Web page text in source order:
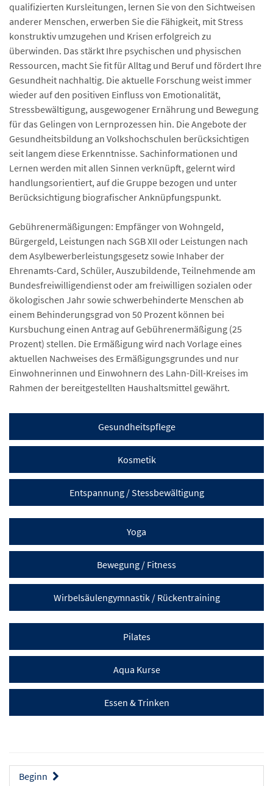
qualifizierten Kursleitungen, lernen Sie von den Sichtweisen
anderer Menschen, erwerben Sie die Fähigkeit, mit Stress
konstruktiv umzugehen und Krisen erfolgreich zu
überwinden. Das stärkt Ihre psychischen und physischen
Ressourcen, macht Sie fit für Alltag und Beruf und fördert Ihre
Gesundheit nachhaltig. Die aktuelle Forschung weist immer
wieder auf den positiven Einfluss von Emotionalität,
Stressbewältigung, ausgewogener Ernährung und Bewegung
für das Gelingen von Lernprozessen hin. Die Angebote der
Gesundheitsbildung an Volkshochschulen berücksichtigen
seit langem diese Erkenntnisse. Sachinformationen und
Lernen werden mit allen Sinnen verknüpft, gelernt wird
handlungsorientiert, auf die Gruppe bezogen und unter
Berücksichtigung biografischer Anknüpfungspunkt.
Gebührenermäßigungen: Empfänger von Wohngeld,
Bürgergeld, Leistungen nach SGB XII oder Leistungen nach
dem Asylbewerberleistungsgesetz sowie Inhaber der
Ehrenamts-Card, Schüler, Auszubildende, Teilnehmende am
Bundesfreiwilligendienst oder am freiwilligen sozialen oder
ökologischen Jahr sowie schwerbehinderte Menschen ab
einem Behinderungsgrad von 50 Prozent können bei
Kursbuchung einen Antrag auf Gebührenermäßigung (25
Prozent) stellen. Die Ermäßigung wird nach Vorlage eines
aktuellen Nachweises des Ermäßigungsgrundes und nur
Einwohnerinnen und Einwohnern des Lahn-Dill-Kreises im
Rahmen der bereitgestellten Haushaltsmittel gewährt.
Gesundheitspflege
Kosmetik
Entspannung / Stessbewältigung
Yoga
Bewegung / Fitness
Wirbelsäulengymnastik / Rückentraining
Pilates
Aqua Kurse
Essen & Trinken
Beginn